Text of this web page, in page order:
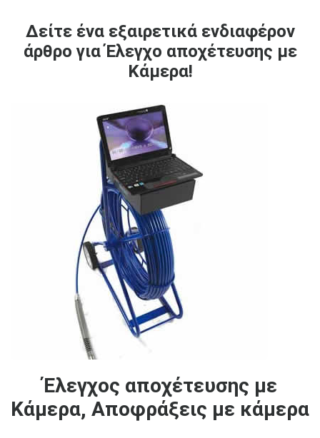
Δείτε ένα εξαιρετικά ενδιαφέρον
άρθρο για Έλεγχο αποχέτευσης με
Κάμερα!
Έλεγχος αποχέτευσης με
Κάμερα, Αποφράξεις με κάμερα